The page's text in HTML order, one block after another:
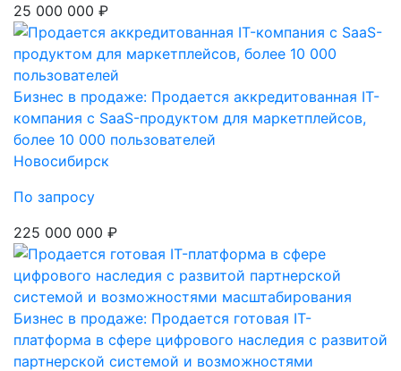
25 000 000 ₽
Бизнес в продаже: Продается аккредитованная IT-
компания с SaaS-продуктом для маркетплейсов,
более 10 000 пользователей
Новосибирск
По запросу
225 000 000 ₽
Бизнес в продаже: Продается готовая IT-
платформа в сфере цифрового наследия с развитой
партнерской системой и возможностями